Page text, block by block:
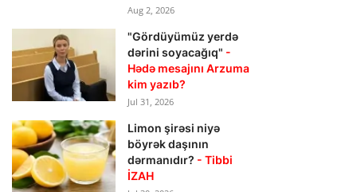
Aug 2, 2026
"Gördüyümüz yerdə
dərini soyacağıq" -
Hədə mesajını Arzuma
kim yazıb?
Jul 31, 2026
Limon şirəsi niyə
böyrək daşının
dərmanıdır? - Tibbi
İZAH